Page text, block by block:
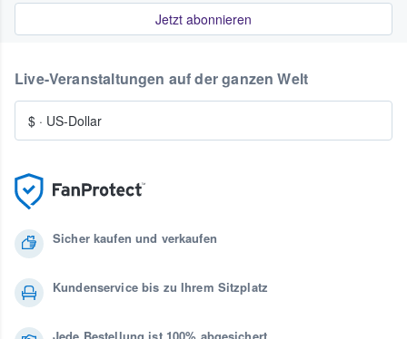
Jetzt abonnieren
Sicher kaufen und verkaufen
Kundenservice bis zu Ihrem Sitzplatz
Live-Veranstaltungen auf der ganzen Welt
$ · US-Dollar